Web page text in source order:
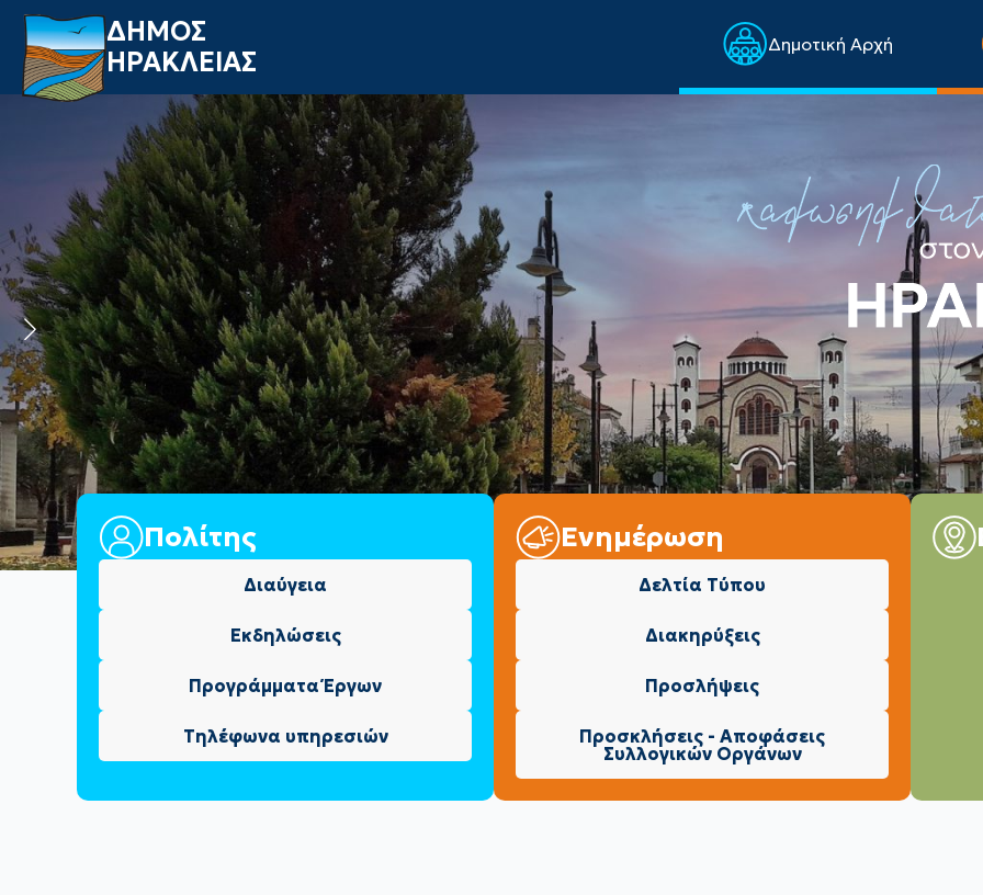
ΔΗΜΟΣ
ΗΡΑΚΛΕΙΑΣ
Δημοτική Αρχή
Πολίτης
Διαύγεια
Εκδηλώσεις
Προγράμματα Έργων
Τηλέφωνα υπηρεσιών
Ενημέρωση
Δελτία Τύπου
Διακηρύξεις
Προσλήψεις
Προσκλήσεις - Αποφάσεις
Συλλογικών Οργάνων